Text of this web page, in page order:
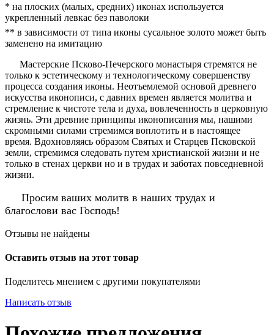
* на плоских (малых, средних) иконах используется
укрепленный левкас без паволоки
** в зависимости от типа иконы сусальное золото может быть
заменено на имитацию
Мастерские Псково-Печерского монастыря стремятся не
только к эстетическому и технологическому совершенству
процесса создания иконы. Неотъемлемой основой древнего
искусства иконописи, с давних времен является молитва и
стремление к чистоте тела и духа, вовлеченность в церковную
жизнь. Эти древние принципы иконописания мы, нашими
скромными силами стремимся воплотить и в настоящее
время. Вдохновляясь образом Святых и Старцев Псковской
земли, стремимся следовать путем христианской жизни и не
только в стенах церкви но и в трудах и заботах повседневной
жизни.
Просим ваших молитв в наших трудах и
благослови вас Господь!
Отзывы не найдены
Оставить отзыв на этот товар
Поделитесь мнением с другими покупателями
Написать отзыв